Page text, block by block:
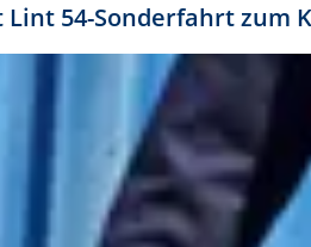
Lint 54-Sonderfahrt